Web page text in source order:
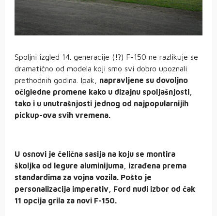
Spoljni izgled 14. generacije (!?) F-150 ne razlikuje se
dramatično od modela koji smo svi dobro upoznali
prethodnih godina. Ipak, napravljene su dovoljno
očigledne promene kako u dizajnu spoljašnjosti,
tako i u unutrašnjosti jednog od najpopularnijih
pickup-ova svih vremena.
U osnovi je čelična sasija na koju se montira
školjka od legure aluminijuma, izrađena prema
standardima za vojna vozila. Pošto je
personalizacija imperativ, Ford nudi izbor od čak
11 opcija grila za novi F-150.